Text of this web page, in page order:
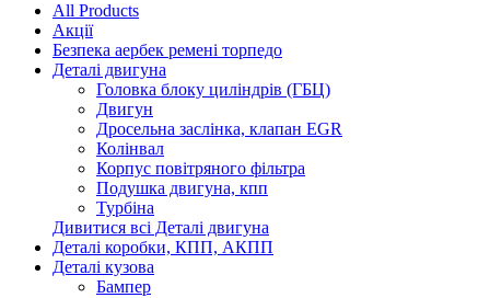
All Products
Акції
Безпека аербек ремені торпедо
Деталі двигуна
Головка блоку циліндрів (ГБЦ)
Двигун
Дросельна заслінка, клапан EGR
Колінвал
Корпус повітряного фільтра
Подушка двигуна, кпп
Турбіна
Дивитися всі Деталі двигуна
Деталі коробки, КПП, АКПП
Деталі кузова
Бампер